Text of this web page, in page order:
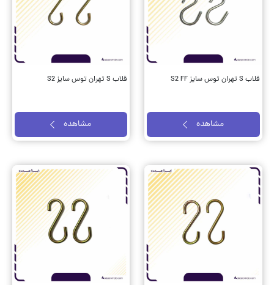
قلاب S تهران توس سایز S2 FF
مشاهده
قلاب S تهران توس سایز S2
مشاهده